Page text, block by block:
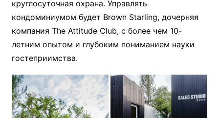
круглосуточная охрана. Управлять
кондоминиумом будет Brown Starling, дочерняя
компания The Attitude Club, с более чем 10-
летним опытом и глубоким пониманием науки
гостеприимства.